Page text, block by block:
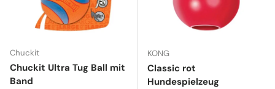
Chuckit
Chuckit Ultra Tug Ball mit
Band
KONG
Classic rot
Hundespielzeug